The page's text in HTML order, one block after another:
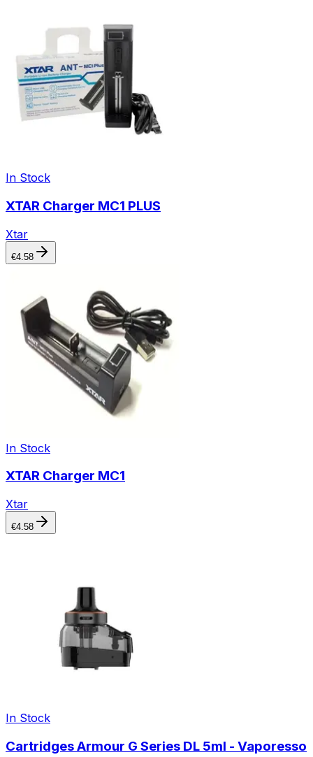
In Stock
XTAR Charger MC1 PLUS
Xtar
€4.58
In Stock
XTAR Charger MC1
Xtar
€4.58
In Stock
Cartridges Armour G Series DL 5ml - Vaporesso